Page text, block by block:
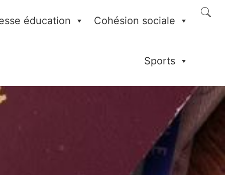
éducation Cohésion sociale
Sports